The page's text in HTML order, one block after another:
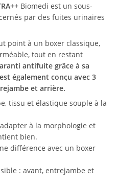
Biomedi est un sous-
par des fuites urinaires
point à un boxer classique,
tout en restant
antifuite grâce à sa
également conçu avec 3
et arrière.
tissu et élastique souple à la
à la morphologie et
bien.
différence avec un boxer
: avant, entrejambe et